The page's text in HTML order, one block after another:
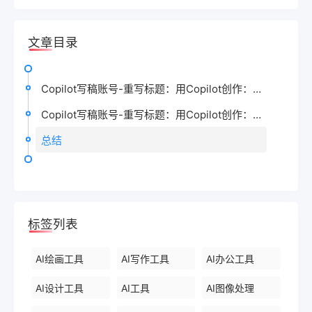
文章目录
Copilot写稿账号-重写标题：用Copilot创作：快速写好优秀的文稿
Copilot写稿账号-重写标题：用Copilot创作：快速写好优秀的文稿
总结
标签列表
AI绘画工具 AI写作工具 AI办公工具
AI设计工具 AI工具 AI图像处理